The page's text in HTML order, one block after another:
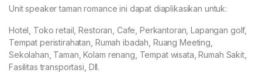
Unit speaker taman romance ini dapat diaplikasikan untuk:
Hotel, Toko retail, Restoran, Cafe, Perkantoran, Lapangan golf,
Tempat peristirahatan, Rumah ibadah, Ruang Meeting,
Sekolahan, Taman, Kolam renang, Tempat wisata, Rumah Sakit,
Fasilitas transportasi, Dll.